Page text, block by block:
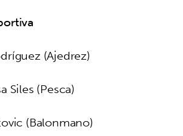
(Ajedrez)
Siles (Pesca)
(Balonmano)